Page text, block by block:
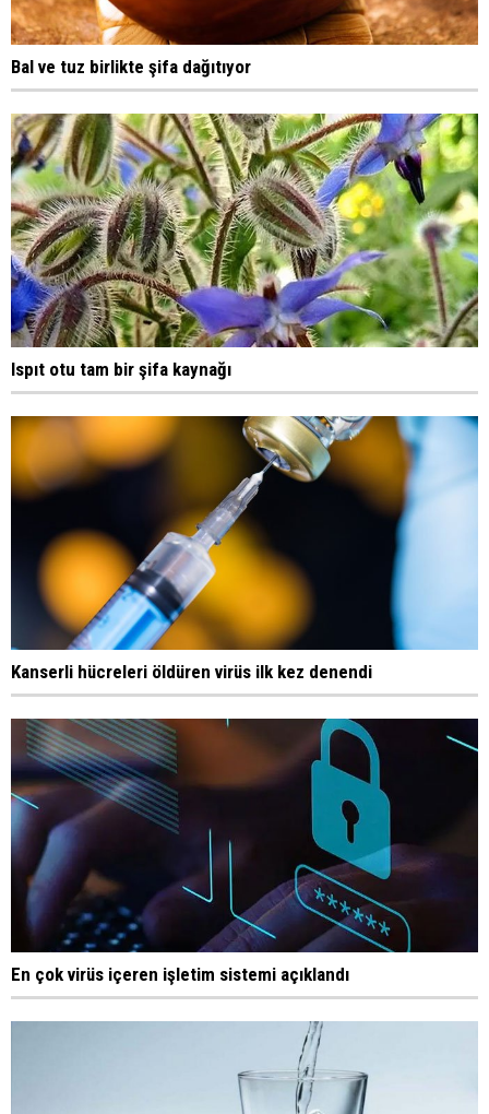
Bal ve tuz birlikte şifa dağıtıyor
Ispıt otu tam bir şifa kaynağı
Kanserli hücreleri öldüren virüs ilk kez denendi
En çok virüs içeren işletim sistemi açıklandı